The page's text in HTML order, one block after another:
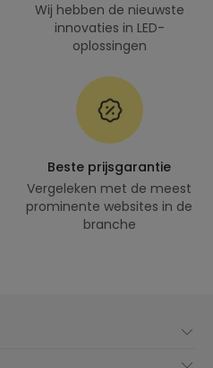
Wij hebben de nieuwste
innovaties in LED-
oplossingen
Beste prijsgarantie
Vergeleken met de meest
prominente websites in de
branche